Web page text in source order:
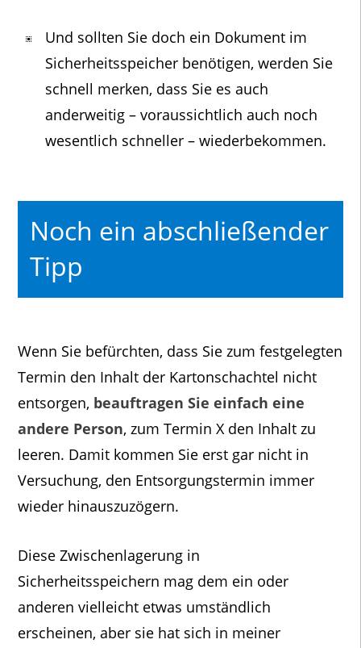
Und sollten Sie doch ein Dokument im
Sicherheitsspeicher benötigen, werden Sie
schnell merken, dass Sie es auch
anderweitig – voraussichtlich auch noch
wesentlich schneller – wiederbekommen.
Noch ein abschließender
Tipp
Wenn Sie befürchten, dass Sie zum festgelegten
Termin den Inhalt der Kartonschachtel nicht
entsorgen, beauftragen Sie einfach eine
andere Person, zum Termin X den Inhalt zu
leeren. Damit kommen Sie erst gar nicht in
Versuchung, den Entsorgungstermin immer
wieder hinauszuzögern.
Diese Zwischenlagerung in
Sicherheitsspeichern mag dem ein oder
anderen vielleicht etwas umständlich
erscheinen, aber sie hat sich in meiner